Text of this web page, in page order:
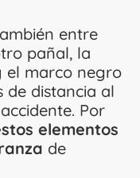
entre
pañal, la
el marco negro
de distancia al
Por
elementos
de